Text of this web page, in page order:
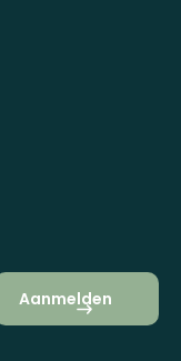
Aanmelden